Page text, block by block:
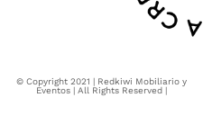
© Copyright 2021 | Redkiwi Mobiliario y
Eventos | All Rights Reserved |